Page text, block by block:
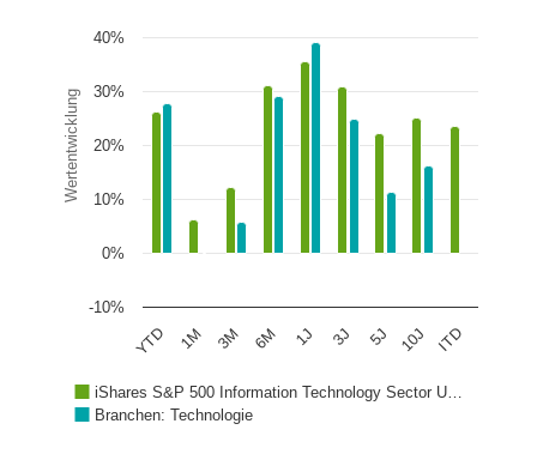
Wertentwicklung
iShares S&P 500 Information Technology Sector U…
Branchen: Technologie
YTD 1M 3M 6M 1J 3J 5J 10J ITD
-10%
0%
10%
20%
30%
40%